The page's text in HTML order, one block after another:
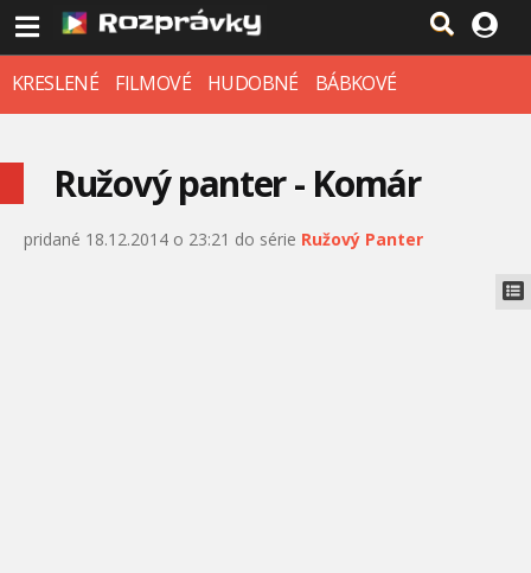
KRESLENÉ FILMOVÉ HUDOBNÉ BÁBKOVÉ
Ružový panter - Komár
pridané 18.12.2014 o 23:21 do série Ružový Panter